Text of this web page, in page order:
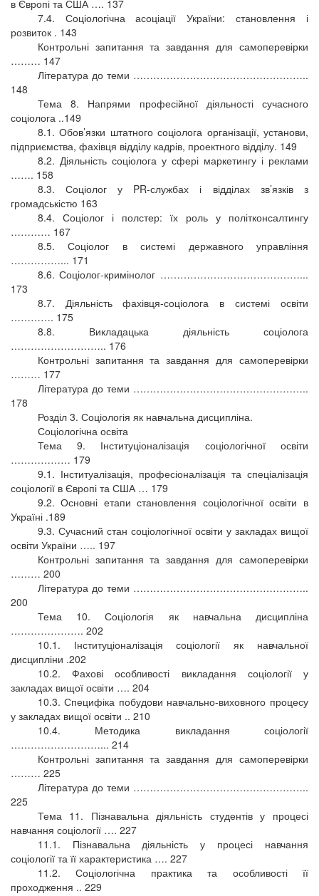
в Європі та США …. 137
7.4. Соціологічна асоціації України: становлення і
розвиток . 143
Контрольні запитання та завдання для самоперевірки
……… 147
Література до теми ……………………………………………..
148
Тема 8. Напрями професійної діяльності сучасного
соціолога ..149
8.1. Обов’язки штатного соціолога організації, установи,
підприємства, фахівця відділу кадрів, проектного відділу. 149
8.2. Діяльність соціолога у сфері маркетингу і реклами
……. 158
8.3. Соціолог у PR-службах і відділах зв’язків з
громадськістю 163
8.4. Соціолог і полстер: їх роль у політконсалтингу
………… 167
8.5. Соціолог в системі державного управління
……………... 171
8.6. Соціолог-кримінолог ……………………………………...
173
8.7. Діяльність фахівця-соціолога в системі освіти
…………. 175
8.8. Викладацька діяльність соціолога
……………………….. 176
Контрольні запитання та завдання для самоперевірки
……… 177
Література до теми ……………………………………………..
178
Розділ 3. Соціологія як навчальна дисципліна.
Соціологічна освіта
Тема 9. Інституціоналізація соціологічної освіти
……………… 179
9.1. Інституалізація, професіоналізація та спеціалізація
соціології в Європі та США … 179
9.2. Основні етапи становлення соціологічної освіти в
Україні .189
9.3. Сучасний стан соціологічної освіти у закладах вищої
освіти України ….. 197
Контрольні запитання та завдання для самоперевірки
……… 200
Література до теми ……………………………………………..
200
Тема 10. Соціологія як навчальна дисципліна
…………………. 202
10.1. Інституціоналізація соціології як навчальної
дисципліни .202
10.2. Фахові особливості викладання соціології у
закладах вищої освіти …. 204
10.3. Специфіка побудови навчально-виховного процесу
у закладах вищої освіти .. 210
10.4. Методика викладання соціології
………………………... 214
Контрольні запитання та завдання для самоперевірки
……… 225
Література до теми ……………………………………………..
225
Тема 11. Пізнавальна діяльність студентів у процесі
навчання соціології …. 227
11.1. Пізнавальна діяльність у процесі навчання
соціології та її характеристика …. 227
11.2. Соціологічна практика та особливості її
проходження .. 229